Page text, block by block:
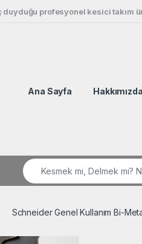
duyduğu profesyonel kesici takım
Ana Sayfa Hakkımızda
Search for:
Schneider Genel Kullanım Bi-